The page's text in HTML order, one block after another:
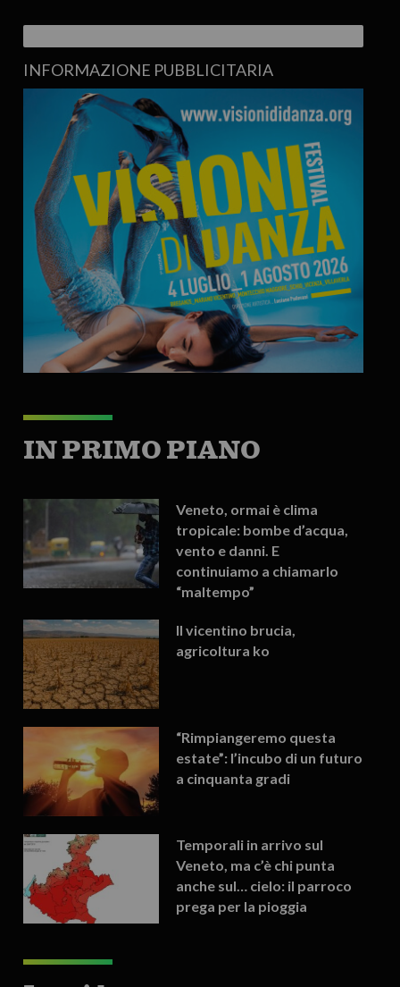
INFORMAZIONE PUBBLICITARIA
IN PRIMO PIANO
Veneto, ormai è clima
tropicale: bombe d’acqua,
vento e danni. E
continuiamo a chiamarlo
“maltempo”
Il vicentino brucia,
agricoltura ko
“Rimpiangeremo questa
estate”: l’incubo di un futuro
a cinquanta gradi
Temporali in arrivo sul
Veneto, ma c’è chi punta
anche sul… cielo: il parroco
prega per la pioggia